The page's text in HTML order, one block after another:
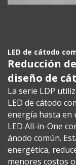
LED de cátodo
Reducción
diseño de
La serie LDP
LED de cátodo
energía hasta en
LED All-in-One
ánodo común.
energética,
menores costos